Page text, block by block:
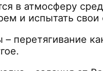
в атмосферу
и испытать
– перетягивание